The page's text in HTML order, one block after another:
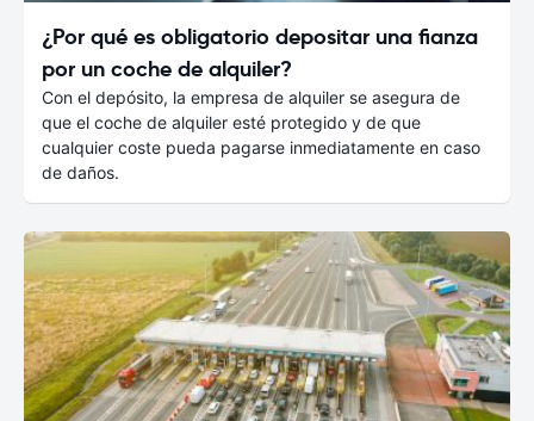
¿Por qué es obligatorio depositar una fianza
por un coche de alquiler?
Con el depósito, la empresa de alquiler se asegura de
que el coche de alquiler esté protegido y de que
cualquier coste pueda pagarse inmediatamente en caso
de daños.